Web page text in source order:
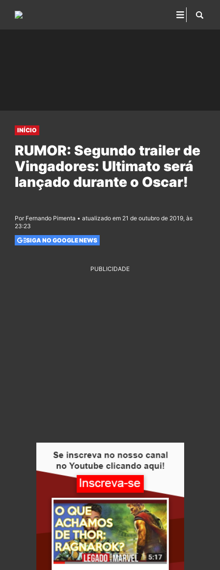
INÍCIO
RUMOR: Segundo trailer de
Vingadores: Ultimato será
lançado durante o Oscar!
Por Fernando Pimenta • atualizado em 21 de outubro de 2019, às
23:23
SIGA NO GOOGLE NEWS
PUBLICIDADE